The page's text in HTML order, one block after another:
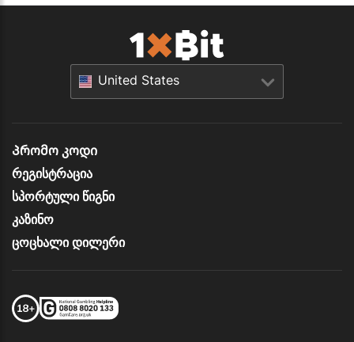
United States
Პრომო კოდი
რეგისტრაცია
სპორტული წიგნი
კაზინო
ცოცხალი დილერი